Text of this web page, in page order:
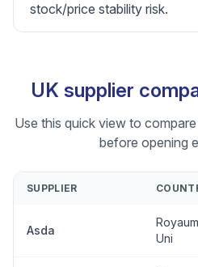
stock/price stability risk.
UK supplier
Use this quick view to
before opening
SUPPLIER
Asda
Uni